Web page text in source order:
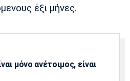
Γιουβέντους
έξι μήνες.
μόνο ανέτοιμος, είναι